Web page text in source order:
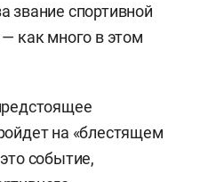
звание спортивной
как много в этом
на «блестящем
событие,